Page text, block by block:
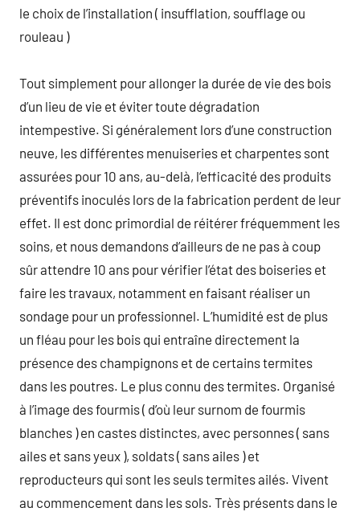
le choix de l’installation ( insufflation, soufflage ou
rouleau )
Tout simplement pour allonger la durée de vie des bois
d’un lieu de vie et éviter toute dégradation
intempestive. Si généralement lors d’une construction
neuve, les différentes menuiseries et charpentes sont
assurées pour 10 ans, au-delà, l’efficacité des produits
préventifs inoculés lors de la fabrication perdent de leur
effet. Il est donc primordial de réitérer fréquemment les
soins, et nous demandons d’ailleurs de ne pas à coup
sûr attendre 10 ans pour vérifier l’état des boiseries et
faire les travaux, notamment en faisant réaliser un
sondage pour un professionnel. L’humidité est de plus
un fléau pour les bois qui entraîne directement la
présence des champignons et de certains termites
dans les poutres. Le plus connu des termites. Organisé
à l’image des fourmis ( d’où leur surnom de fourmis
blanches ) en castes distinctes, avec personnes ( sans
ailes et sans yeux ), soldats ( sans ailes ) et
reproducteurs qui sont les seuls termites ailés. Vivent
au commencement dans les sols. Très présents dans le